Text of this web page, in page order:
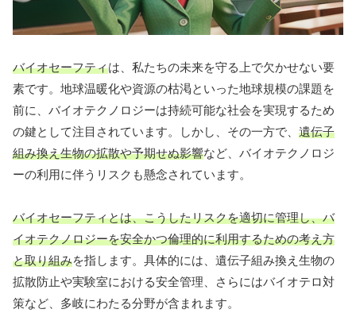
バイオセーフティは、私たちの未来を守る上で欠かせない要
素です。地球温暖化や資源の枯渇といった地球規模の課題を
前に、バイオテクノロジーは持続可能な社会を実現するため
の鍵として注目されています。しかし、その一方で、 遺伝子
組み換え生物の拡散や予期せぬ影響など、バイオテクノロジ
ーの利用に伴うリスクも懸念されています。
バイオセーフティとは、こうしたリスクを適切に管理し、バ
イオテクノロジーを安全かつ倫理的に利用するための考え方
と取り組みを指します。具体的には、遺伝子組み換え生物の
拡散防止や実験室における安全管理、さらにはバイオテロ対
策など、多岐にわたる分野が含まれます。